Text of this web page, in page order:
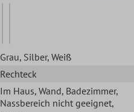
Grau, Silber, Weiß
Rechteck
Im Haus, Wand, Badezimmer,
Nassbereich nicht geeignet,